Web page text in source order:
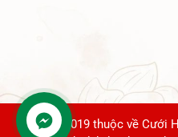
© 2019 thuộc về Cưới